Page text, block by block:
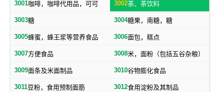
3001咖啡，咖啡代用品，可可 3002茶、茶饮料
3003糖 3004糖果，南糖，糖
3005蜂蜜，蜂王浆等营养食品 3006面包，糕点
3007方便食品 3008米，面粉（包括五谷杂粮）
3009面条及米面制品 3010谷物膨化食品
3011豆粉，食用预制面筋 3012食用淀粉及其制品